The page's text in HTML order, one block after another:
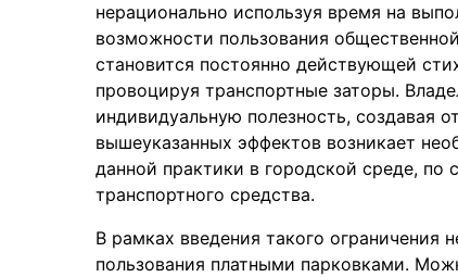
нерационально используя время на
возможности пользования
становится постоянно действующей
провоцируя транспортные заторы.
индивидуальную полезность, создавая
вышеуказанных эффектов возникает
данной практики в городской среде, по
транспортного средства.
В рамках введения такого
пользования платными парковками.